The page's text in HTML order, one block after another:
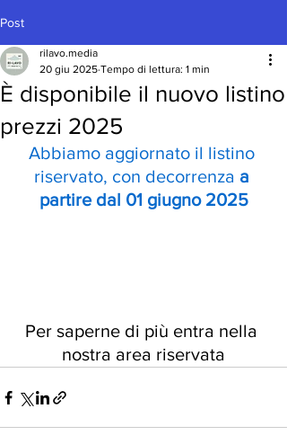
Post
È disponibile il nuovo listino
prezzi 2025
rilavo.media
20 giu 2025 Tempo di lettura: 1 min
Abbiamo aggiornato il listino
riservato, con decorrenza a
partire dal 01 giugno 2025
Per saperne di più entra nella
nostra area riservata